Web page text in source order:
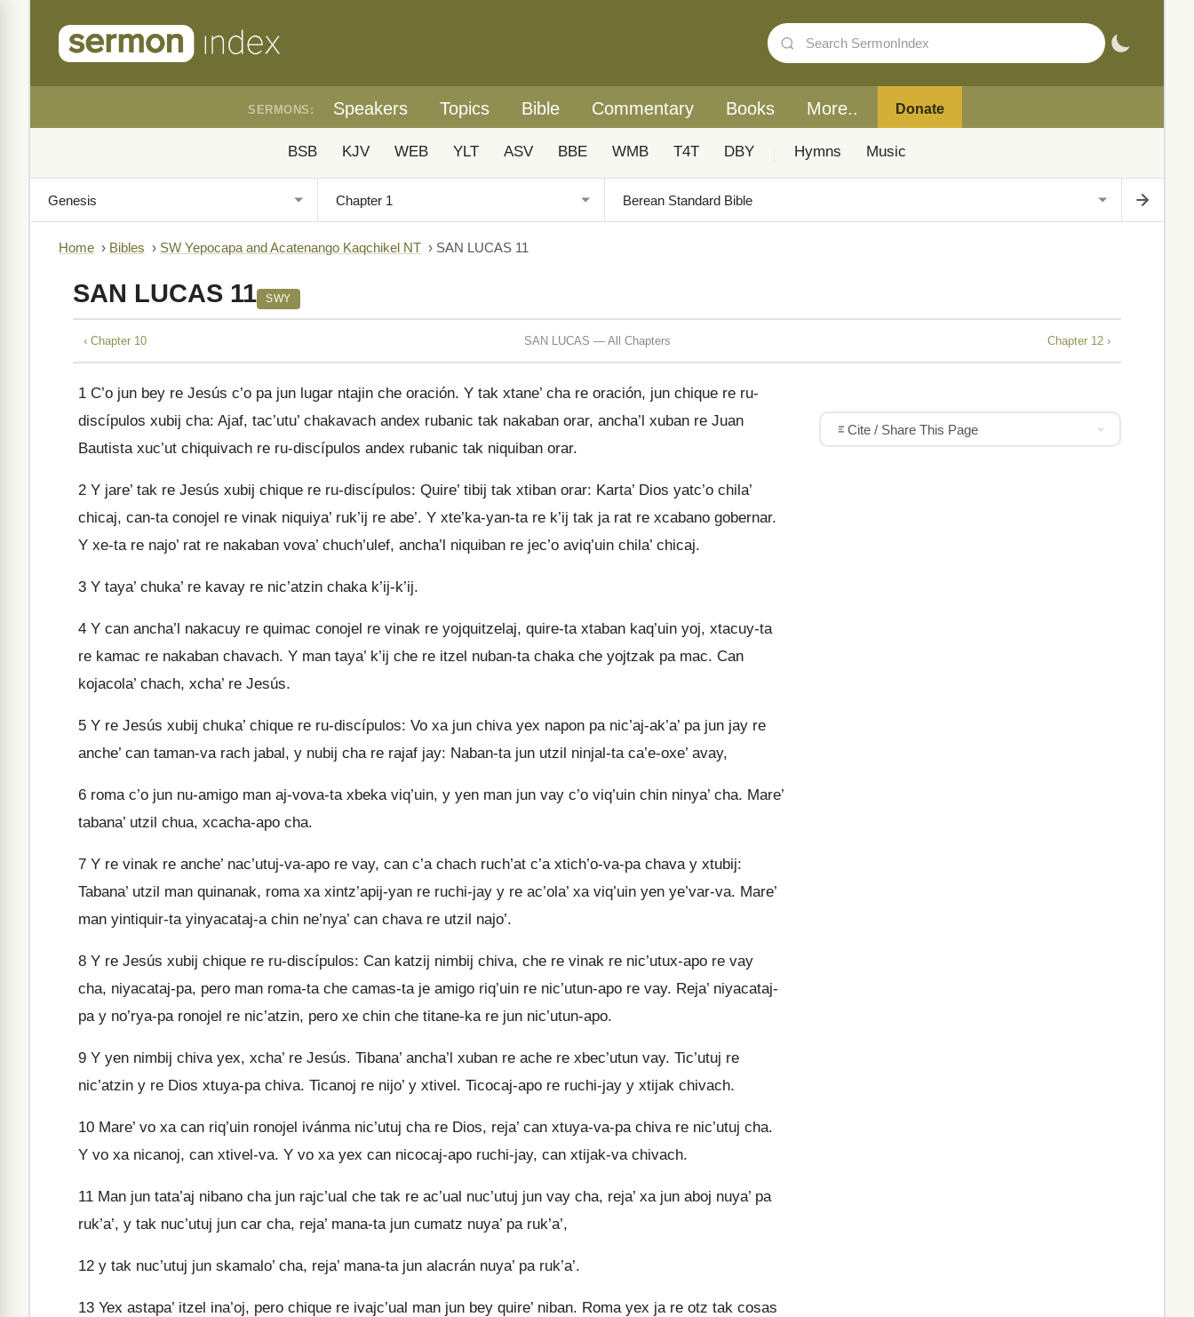
SERMONS: Speakers Topics Bible Commentary Books More.. Donate
BSB KJV WEB YLT ASV BBE WMB T4T DBY Hymns Music
Home › Bibles › SW Yepocapa and Acatenango Kaqchikel NT › SAN LUCAS 11
SAN LUCAS 11 SWY
‹ Chapter 10 SAN LUCAS — All Chapters Chapter 12 ›
1 C’o jun bey re Jesús c’o pa jun lugar ntajin che oración. Y tak xtane’ cha re oración, jun chique re ru-
discípulos xubij cha: Ajaf, tac’utu’ chakavach andex rubanic tak nakaban orar, ancha’l xuban re Juan
Bautista xuc’ut chiquivach re ru-discípulos andex rubanic tak niquiban orar.
2 Y jare’ tak re Jesús xubij chique re ru-discípulos: Quire’ tibij tak xtiban orar: Karta’ Dios yatc’o chila’
chicaj, can-ta conojel re vinak niquiya’ ruk’ij re abe’. Y xte’ka-yan-ta re k’ij tak ja rat re xcabano gobernar.
Y xe-ta re najo’ rat re nakaban vova’ chuch’ulef, ancha’l niquiban re jec’o aviq’uin chila’ chicaj.
3 Y taya’ chuka’ re kavay re nic’atzin chaka k’ij-k’ij.
4 Y can ancha’l nakacuy re quimac conojel re vinak re yojquitzelaj, quire-ta xtaban kaq’uin yoj, xtacuy-ta
re kamac re nakaban chavach. Y man taya’ k’ij che re itzel nuban-ta chaka che yojtzak pa mac. Can
kojacola’ chach, xcha’ re Jesús.
5 Y re Jesús xubij chuka’ chique re ru-discípulos: Vo xa jun chiva yex napon pa nic’aj-ak’a’ pa jun jay re
anche’ can taman-va rach jabal, y nubij cha re rajaf jay: Naban-ta jun utzil ninjal-ta ca’e-oxe’ avay,
6 roma c’o jun nu-amigo man aj-vova-ta xbeka viq’uin, y yen man jun vay c’o viq’uin chin ninya’ cha. Mare’
tabana’ utzil chua, xcacha-apo cha.
7 Y re vinak re anche’ nac’utuj-va-apo re vay, can c’a chach ruch’at c’a xtich’o-va-pa chava y xtubij:
Tabana’ utzil man quinanak, roma xa xintz’apij-yan re ruchi-jay y re ac’ola’ xa viq’uin yen ye’var-va. Mare’
man yintiquir-ta yinyacataj-a chin ne’nya’ can chava re utzil najo’.
8 Y re Jesús xubij chique re ru-discípulos: Can katzij nimbij chiva, che re vinak re nic’utux-apo re vay
cha, niyacataj-pa, pero man roma-ta che camas-ta je amigo riq’uin re nic’utun-apo re vay. Reja’ niyacataj-
pa y no’rya-pa ronojel re nic’atzin, pero xe chin che titane-ka re jun nic’utun-apo.
9 Y yen nimbij chiva yex, xcha’ re Jesús. Tibana’ ancha’l xuban re ache re xbec’utun vay. Tic’utuj re
nic’atzin y re Dios xtuya-pa chiva. Ticanoj re nijo’ y xtivel. Ticocaj-apo re ruchi-jay y xtijak chivach.
10 Mare’ vo xa can riq’uin ronojel ivánma nic’utuj cha re Dios, reja’ can xtuya-va-pa chiva re nic’utuj cha.
Y vo xa nicanoj, can xtivel-va. Y vo xa yex can nicocaj-apo ruchi-jay, can xtijak-va chivach.
11 Man jun tata’aj nibano cha jun rajc’ual che tak re ac’ual nuc’utuj jun vay cha, reja’ xa jun aboj nuya’ pa
ruk’a’, y tak nuc’utuj jun car cha, reja’ mana-ta jun cumatz nuya’ pa ruk’a’,
12 y tak nuc’utuj jun skamalo’ cha, reja’ mana-ta jun alacrán nuya’ pa ruk’a’.
13 Yex astapa’ itzel ina’oj, pero chique re ivajc’ual man jun bey quire’ niban. Roma yex ja re otz tak cosas
Cite / Share This Page